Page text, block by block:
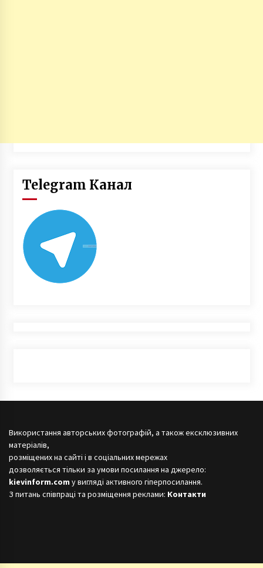
Telegram Канал
Використання авторських фотографій, а також ексклюзивних
матеріалів,
розміщених на сайті і в соціальних мережах
дозволяється тільки за умови посилання на джерело:
kievinform.com у вигляді активного гіперпосилання.
З питань співпраці та розміщення реклами: Контакти